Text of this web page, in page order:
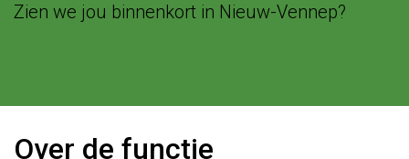
Zien we jou binnenkort in Nieuw-Vennep?
Over de functie